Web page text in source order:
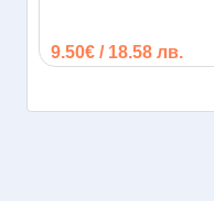
9.50€ / 18.58 лв.